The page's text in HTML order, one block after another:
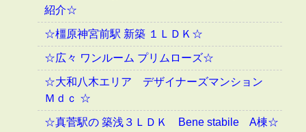
紹介☆
☆橿原神宮前駅 新築 １ＬＤＫ☆
☆広々 ワンルーム プリムローズ☆
☆大和八木エリア デザイナーズマンション
Ｍｄｃ ☆
☆真菅駅の 築浅３ＬＤＫ Bene stabile A棟☆